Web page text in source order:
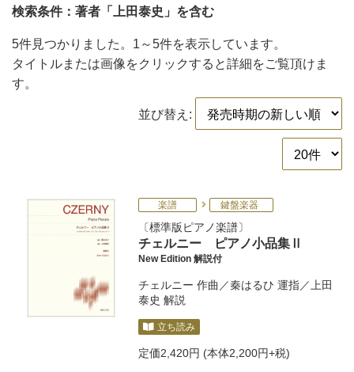
検索条件：著者「上田泰史」を含む
5件見つかりました。 1～5件を表示しています。
タイトルまたは画像をクリックすると詳細をご覧頂けま
す。
並び替え:
楽譜 鍵盤楽器
標準版ピアノ楽譜
チェルニー ピアノ小品集Ⅱ
New Edition 解説付
チェルニー 作曲／秦はるひ 運指／ 上田
泰史 解説
立ち読み
定価2,420円 (本体2,200円+税)